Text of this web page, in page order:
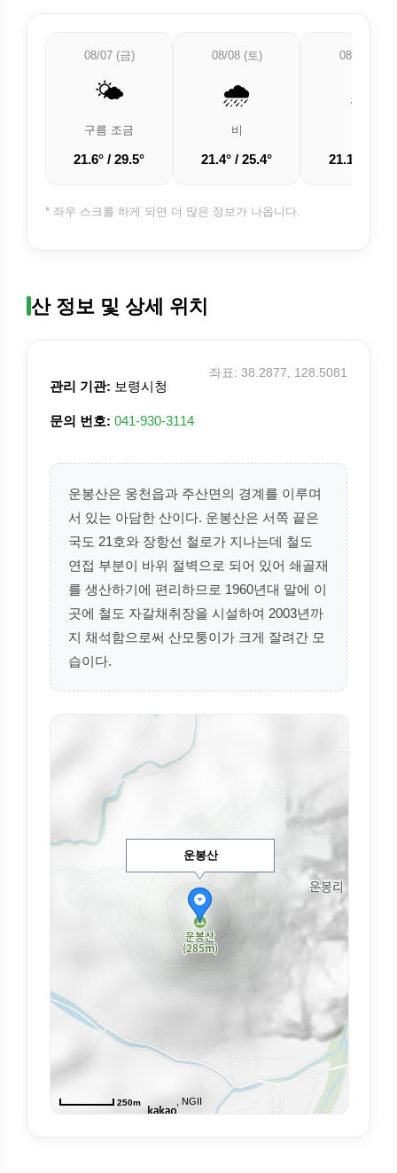
08/07 (금)
🌤️
구름 조금
21.6° / 29.5°
08/08 (토)
🌧️
비
21.4° / 25.4°
08/09 (일)
21.1° /
* 좌우 스크롤 하게 되면 더 많은 정보가 나옵니다.
산 정보 및 상세 위치
관리 기관: 보령시청
문의 번호: 041-930-3114
좌표: 38.2877, 128.5081
운봉산은 웅천읍과 주산면의 경계를 이루며
서 있는 아담한 산이다. 운봉산은 서쪽 끝은
국도 21호와 장항선 철로가 지나는데 철도
연접 부분이 바위 절벽으로 되어 있어 쇄골재
를 생산하기에 편리하므로 1960년대 말에 이
곳에 철도 자갈채취장을 시설하여 2003년까
지 채석함으로써 산모퉁이가 크게 잘려간 모
습이다.
운봉산
250m , NGII